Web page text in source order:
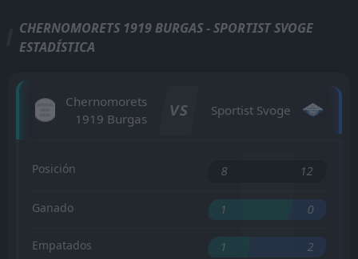
CHERNOMORETS 1919 BURGAS - SPORTIST SVOGE
ESTADÍSTICA
Chernomorets
1919 Burgas
VS Sportist Svoge
Posición 8 12
Ganado 1 0
Empatados 1 2